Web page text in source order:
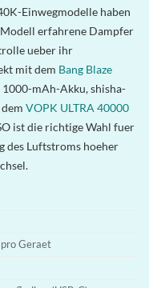
Einwegmodelle haben
erfahrene Dampfer
ueber ihr
mit dem Bang Blaze
mAh-Akku, shisha-
VOPK ULTRA 40000
ist die richtige Wahl fuer
des Luftstroms hoeher
Geraet